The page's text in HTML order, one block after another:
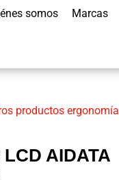
somos Marcas
productos ergonomía
AIDATA